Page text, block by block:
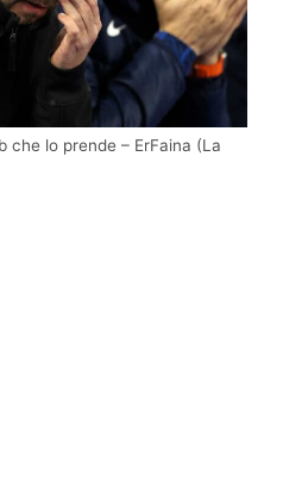
che lo prende – ErFaina (La